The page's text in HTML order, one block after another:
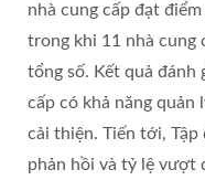
nhà cung cấp đạt
trong khi 11 nhà cung
tổng số. Kết quả đánh
cấp có khả năng quản
cải thiện. Tiến tới,
phản hồi và tỷ lệ vượt